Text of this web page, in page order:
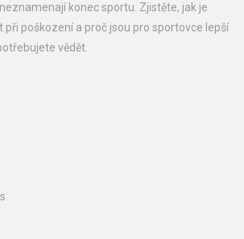
konec sportu. Zjistěte, jak je
při poškození a proč jsou pro sportovce lepší
vědět.